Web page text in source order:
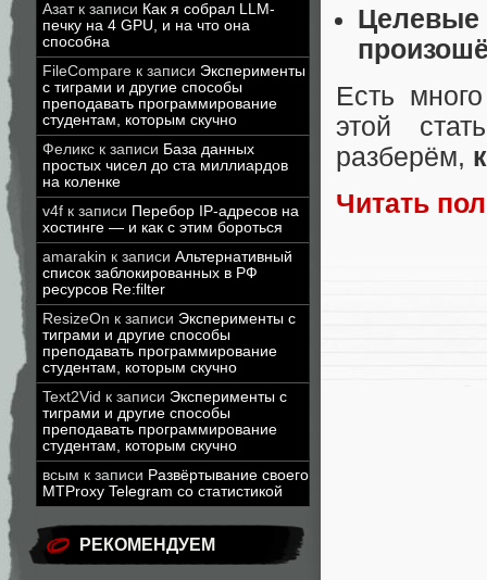
Азатк записи Как я собрал LLM-
печку на 4 GPU, и на что она
способна
FileCompare к записи Эксперименты
с тиграми и другие способы
преподавать программирование
студентам, которым скучно
Феликс к записи База данных
простых чисел до ста миллиардов
на коленке
v4f к записи Перебор IP-адресов на
хостинге — и как с этим бороться
amarakin к записи Альтернативный
список заблокированных в РФ
ресурсов Re:filter
ResizeOn к записи Эксперименты с
тиграми и другие способы
преподавать программирование
студентам, которым скучно
Text2Vid к записи Эксперименты с
тиграми и другие способы
преподавать программирование
студентам, которым скучно
всым к записи Развёртывание своего
MTProxy Telegram со статистикой
РЕКОМЕНДУЕМ
Есть
этой
разберём,
Читать